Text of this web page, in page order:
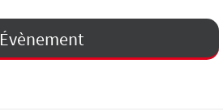
Évènement